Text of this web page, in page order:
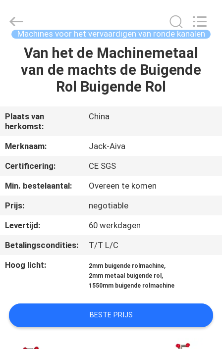
THUIS
PRODUCTEN
OVER
ONS
FABRIEKSTOCHT
NEEM
CONTACT
MET
NIEUWS
AIVA
MACHINERY
Machines voor het vervaardigen van ronde kanalen
Van het de Machinemetaal
van de machts de Buigende
Rol Buigende Rol
Plaats van
herkomst:
China
Merknaam:
Jack-Aiva
Certificering:
CE SGS
Min. bestelaantal:
Overeen te komen
Prijs:
negotiable
Levertijd:
60 werkdagen
Betalingscondities:
T/T L/C
Hoog licht:
2mm buigende rolmachine,
2mm metaal buigende rol ,
1550mm buigende rolmachine
BESTE PRIJS